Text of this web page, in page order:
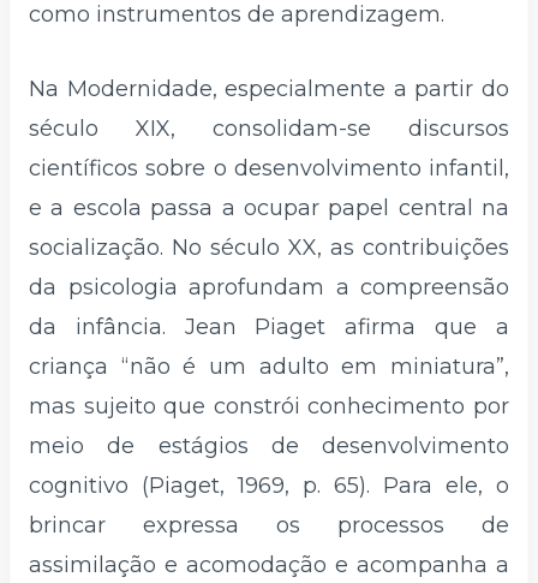
como instrumentos de aprendizagem.
Na Modernidade, especialmente a partir do
século XIX, consolidam-se discursos
científicos sobre o desenvolvimento infantil,
e a escola passa a ocupar papel central na
socialização. No século XX, as contribuições
da psicologia aprofundam a compreensão
da infância. Jean Piaget afirma que a
criança “não é um adulto em miniatura”,
mas sujeito que constrói conhecimento por
meio de estágios de desenvolvimento
cognitivo (Piaget, 1969, p. 65). Para ele, o
brincar expressa os processos de
assimilação e acomodação e acompanha a